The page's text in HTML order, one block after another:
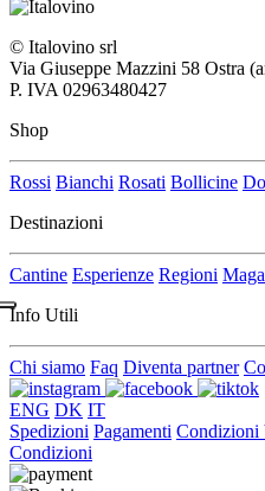
© Italovino srl
Via Giuseppe Mazzini 58 Ostra
P. IVA 02963480427
Shop
Rossi Bianchi Rosati Bollicine
Destinazioni
Cantine Esperienze Regioni
Info Utili
Chi siamo Faq Diventa partner
ENG DK IT
Spedizioni Pagamenti Condizioni
Condizioni